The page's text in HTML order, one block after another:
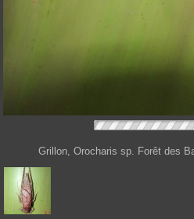
Grillon, Orocharis sp. Forêt des